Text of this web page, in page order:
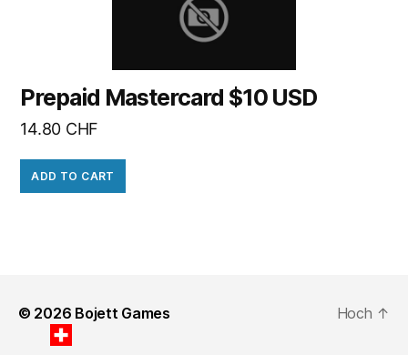
Prepaid Mastercard $10 USD
14.80 CHF
ADD TO CART
© 2026 Bojett Games Hoch ↑